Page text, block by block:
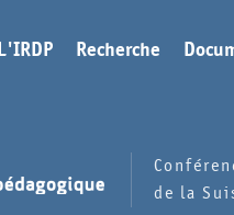
L'IRDP Recherche
de la